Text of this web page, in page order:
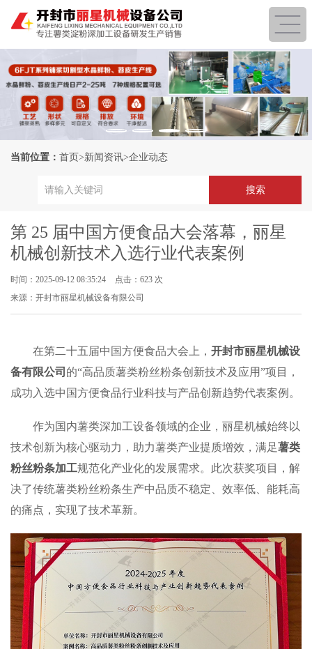
当前位置： 首页>新闻资讯>企业动态
第 25 届中国方便食品大会落幕，丽星
机械创新技术入选行业代表案例
时间：2025-09-12 08:35:24
点击：623 次
来源：开封市丽星机械设备有限公司
在第二十五届中国方便食品大会上， 开封市丽星机械设
备有限公司 的“高品质薯类粉丝粉条创新技术及应用”项目，
成功入选中国方便食品行业科技与产品创新趋势代表案例。
作为国内薯类深加工设备领域的企业，丽星机械始终以
技术创新为核心驱动力，助力薯类产业提质增效，满足薯类
粉丝粉条加工规范化产业化的发展需求。此次获奖项目，解
决了传统薯类粉丝粉条生产中品质不稳定、效率低、能耗高
的痛点，实现了技术革新。